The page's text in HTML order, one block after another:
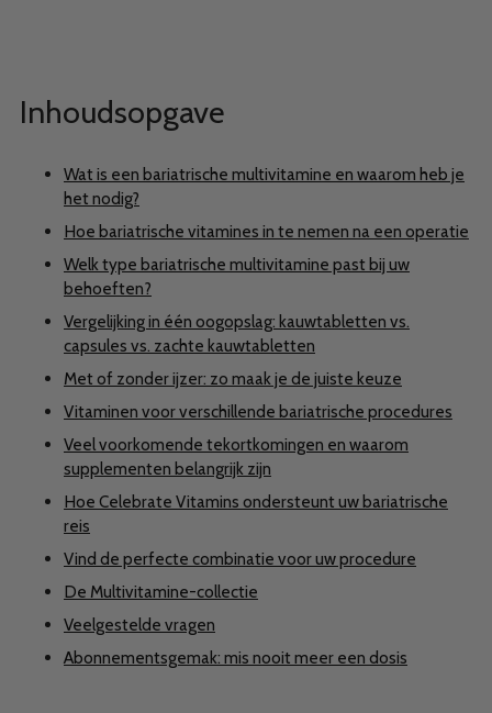
Inhoudsopgave
Wat is een bariatrische multivitamine en waarom heb je
het nodig?
Hoe bariatrische vitamines in te nemen na een operatie
Welk type bariatrische multivitamine past bij uw
behoeften?
Vergelijking in één oogopslag: kauwtabletten vs.
capsules vs. zachte kauwtabletten
Met of zonder ijzer: zo maak je de juiste keuze
Vitaminen voor verschillende bariatrische procedures
Veel voorkomende tekortkomingen en waarom
supplementen belangrijk zijn
Hoe Celebrate Vitamins ondersteunt uw bariatrische
reis
Vind de perfecte combinatie voor uw procedure
De Multivitamine-collectie
Veelgestelde vragen
Abonnementsgemak: mis nooit meer een dosis